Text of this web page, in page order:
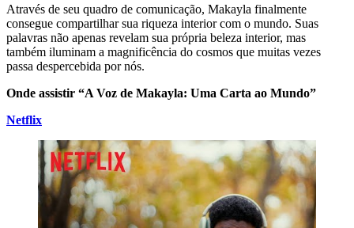
Através de seu quadro de comunicação, Makayla finalmente
consegue compartilhar sua riqueza interior com o mundo. Suas
palavras não apenas revelam sua própria beleza interior, mas
também iluminam a magnificência do cosmos que muitas vezes
passa despercebida por nós.
Onde assistir “A Voz de Makayla: Uma Carta ao Mundo”
Netflix